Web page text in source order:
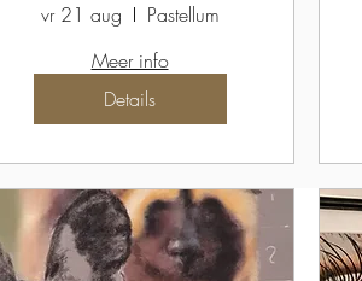
vr 21 aug
Pastellum
Meer info
Details